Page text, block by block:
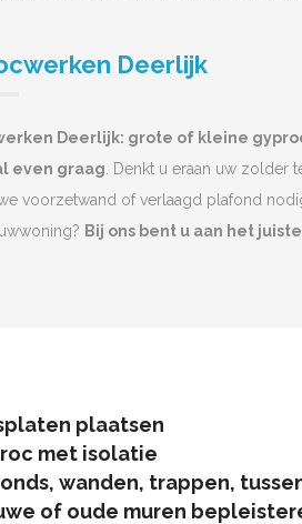
Deerlijk
Deerlijk: grote of kleine
even graag . Denkt u eraan uw zolder
voorzetwand of verlaagd plafond
Bij ons bent u aan het
plaatsen
met isolatie
wanden, trappen,
of oude muren